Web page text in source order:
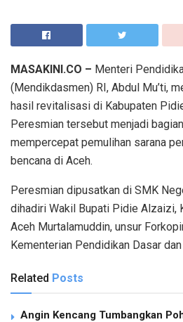
MASAKINI.CO – Menteri
(Mendikdasmen) RI, Abdul Mu’ti,
hasil revitalisasi di Kabupaten
Peresmian tersebut menjadi
mempercepat pemulihan sarana
bencana di Aceh.
Peresmian dipusatkan di SMK
dihadiri Wakil Bupati Pidie Alzaizi,
Aceh Murtalamuddin, unsur
Kementerian Pendidikan Dasar
Related Posts
Angin Kencang Tumbangkan